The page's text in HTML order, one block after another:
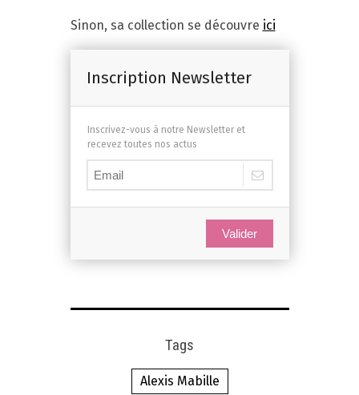
Sinon, sa collection se découvre ici
Inscription Newsletter
Inscrivez-vous à notre Newsletter et
recevez toutes nos actus
Valider
Tags
Alexis Mabille